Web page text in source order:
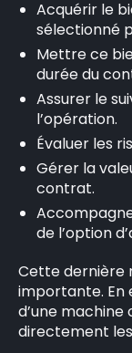
Acquérir le
sélectionné
Mettre ce
durée du
Assurer le
l’opération.
Évaluer les
Gérer la
contrat.
de l’option
Cette dernière
importante. En
d’une machine
directement